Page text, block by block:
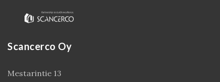
Scancerco Oy
Mestarintie 13